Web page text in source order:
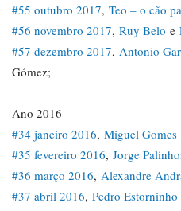
#55 outubro 2017, Teo – o cão
#56 novembro 2017, Ruy Belo e
#57 dezembro 2017, Antonio
Gómez;
Ano 2016
#34 janeiro 2016, Miguel Gomes
#35 fevereiro 2016, Jorge
#36 março 2016, Alexandre
#37 abril 2016, Pedro Estorninho